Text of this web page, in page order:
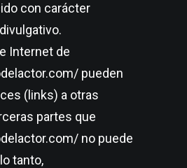
con carácter
Internet de
pueden
(links) a otras
partes que
no puede
tanto,